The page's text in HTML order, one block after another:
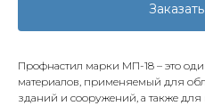
Профнастил марки МП-18 – это
материалов, применяемый для
зданий и сооружений, а также